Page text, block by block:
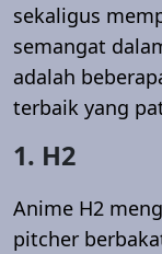
sekaligus
semangat
adalah
terbaik yang
1. H2
Anime H2
pitcher